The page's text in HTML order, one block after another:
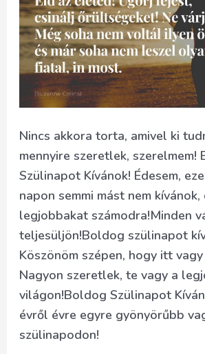
Nincs akkora torta, amivel ki
mennyire szeretlek, szerelmem!
Szülinapot Kívánok! Édesem,
napon semmi mást nem kívánok,
legjobbakat számodra!Minden
teljesüljön!Boldog szülinapot
Köszönöm szépen, hogy itt
Nagyon szeretlek, te vagy a
világon!Boldog Szülinapot
évről évre egyre gyönyörűbb
szülinapodon!